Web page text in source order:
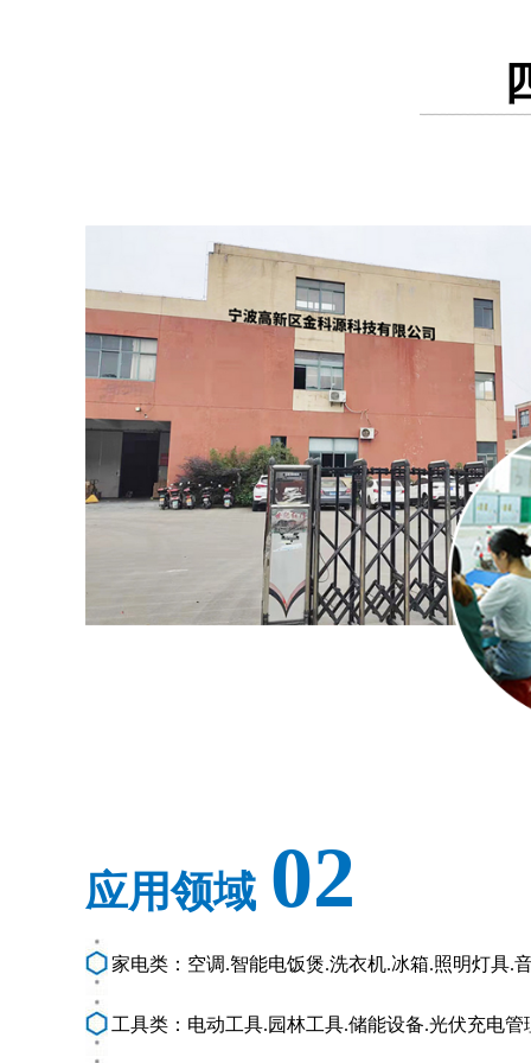
应用领域 02
家电类：空调.智能电饭煲.洗衣机.冰箱.照明灯具.
工具类：电动工具.园林工具.储能设备.光伏充电管